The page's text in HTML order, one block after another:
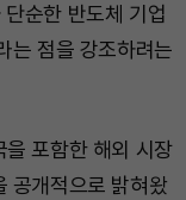
순한 반도체 기업
는 점을 강조하려는
포함한 해외 시장
공개적으로 밝혀왔